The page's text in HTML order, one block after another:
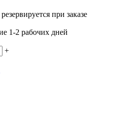
при заказе
1-2 рабочих дней
+